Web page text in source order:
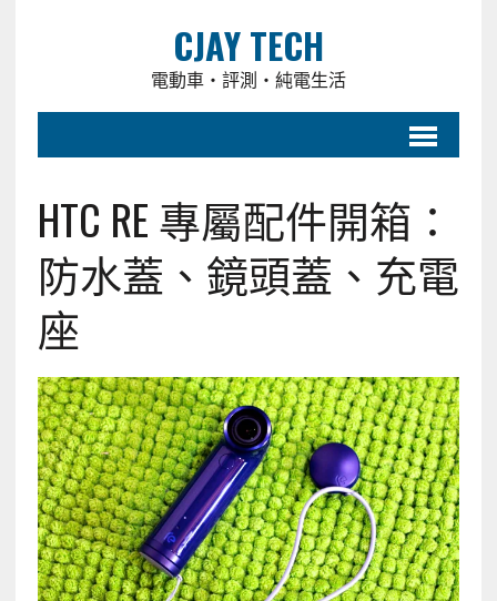
CJAY TECH
電動車・評測・純電生活
HTC RE 專屬配件開箱：
防水蓋、鏡頭蓋、充電
座